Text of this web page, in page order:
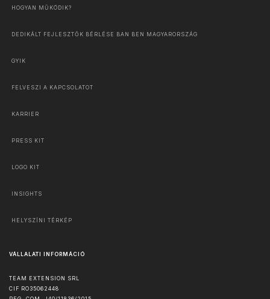
HOGYAN MŰKÖDIK?
DEDIKÁLT FEJLESZTŐK BÉRLÉSE BAN BEN MAGYARORSZÁG
GYIK
FELVESZI A KAPCSOLATOT
KARRIER
PRESS KIT
LOGO KIT
INSIGHTS
HELYSZÍNI TÉRKÉP
VÁLLALATI INFORMÁCIÓ
TEAM EXTENSION SRL
CIF RO35062448